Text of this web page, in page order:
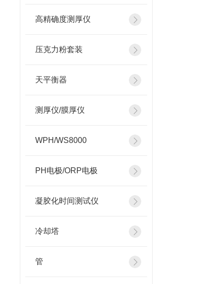
高精确度测厚仪
压克力粉套装
天平衡器
测厚仪/膜厚仪
WPH/WS8000
PH电极/ORP电极
凝胶化时间测试仪
冷却塔
管